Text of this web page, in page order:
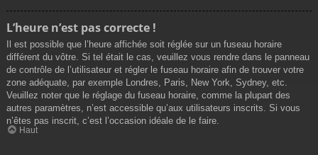
L’heure n’est pas correcte !
Il est possible que l’heure affichée soit réglée sur un fuseau horaire
différent du vôtre. Si tel était le cas, veuillez vous rendre dans le panneau
de contrôle de l’utilisateur et régler le fuseau horaire afin de trouver votre
zone adéquate, par exemple Londres, Paris, New York, Sydney, etc.
Veuillez noter que le réglage du fuseau horaire, comme la plupart des
autres paramètres, n’est accessible qu’aux utilisateurs inscrits. Si vous
n’êtes pas inscrit, c’est l’occasion idéale de le faire.
Haut